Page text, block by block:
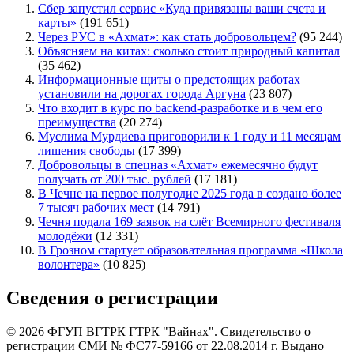
Сбер запустил сервис «Куда привязаны ваши счета и
карты» (191 651)
Через РУС в «Ахмат»: как стать добровольцем? (95 244)
Объясняем на китах: сколько стоит природный капитал
(35 462)
Информационные щиты о предстоящих работах
установили на дорогах города Аргуна (23 807)
Что входит в курс по backend-разработке и в чем его
преимущества (20 274)
Муслима Мурдиева приговорили к 1 году и 11 месяцам
лишения свободы (17 399)
Добровольцы в спецназ «Ахмат» ежемесячно будут
получать от 200 тыс. рублей (17 181)
В Чечне на первое полугодие 2025 года в создано более
7 тысяч рабочих мест (14 791)
Чечня подала 169 заявок на слёт Всемирного фестиваля
молодёжи (12 331)
В Грозном стартует образовательная программа «Школа
волонтера» (10 825)
Сведения о регистрации
© 2026 ФГУП ВГТРК ГТРК "Вайнах". Свидетельство о
регистрации СМИ № ФС77-59166 от 22.08.2014 г. Выдано